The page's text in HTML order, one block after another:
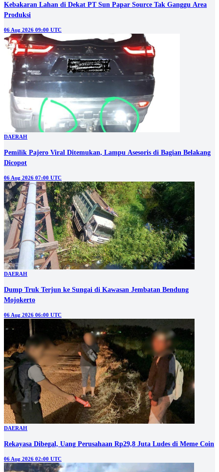
Kebakaran Lahan di Dekat PT Sun Papar Source Tak Ganggu Area
Produksi
06 Aug 2026 09:00 UTC
DAERAH
Pemilik Pajero Viral Ditemukan, Lampu Asesoris di Bagian Belakang
Dicopot
06 Aug 2026 07:00 UTC
DAERAH
Dump Truk Terjun ke Sungai di Kawasan Jembatan Bendung
Mojokerto
06 Aug 2026 06:00 UTC
DAERAH
Rekayasa Dibegal, Uang Perusahaan Rp29,8 Juta Ludes di Meme Coin
06 Aug 2026 02:00 UTC